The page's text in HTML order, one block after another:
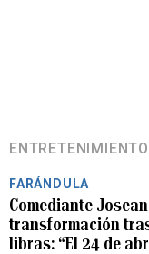
ENTRETENIMIENTO
FARÁNDULA
Comediante
transformación
libras: “El 24 de